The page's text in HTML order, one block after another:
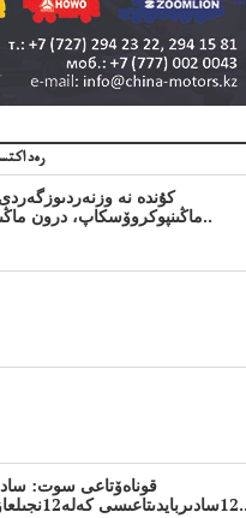
ماڭىنپوكروۆسكاپ، درون ماڭىنداعىنە ج..
قوناەۆتاعى سوت:
12سادىربايدىتاعىسى كەلە12نجىلعاۇقا مەس..